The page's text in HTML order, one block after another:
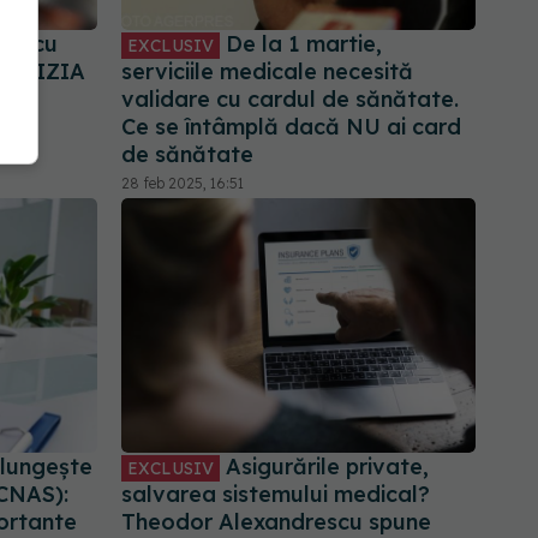
cu
EXCLUSIV
De la 1 martie,
serviciile medicale necesită
validare cu cardul de sănătate.
Ce se întâmplă dacă NU ai card
de sănătate
28 feb 2025, 16:51
EXCLUSIV Asigurările private,
salvarea sistemului medical?
Theodor Alexandrescu spune